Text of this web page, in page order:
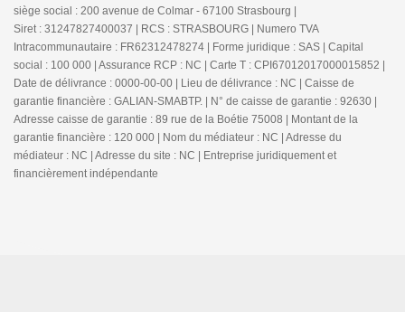
siège social : 200 avenue de Colmar - 67100 Strasbourg |
Siret : 31247827400037 | RCS : STRASBOURG | Numero TVA
Intracommunautaire : FR62312478274 | Forme juridique : SAS | Capital
social : 100 000 | Assurance RCP : NC | Carte T : CPI67012017000015852 |
Date de délivrance : 0000-00-00 | Lieu de délivrance : NC | Caisse de
garantie financière : GALIAN-SMABTP. | N° de caisse de garantie : 92630 |
Adresse caisse de garantie : 89 rue de la Boétie 75008 | Montant de la
garantie financière : 120 000 | Nom du médiateur : NC | Adresse du
médiateur : NC | Adresse du site : NC |
Entreprise juridiquement et
financièrement indépendante